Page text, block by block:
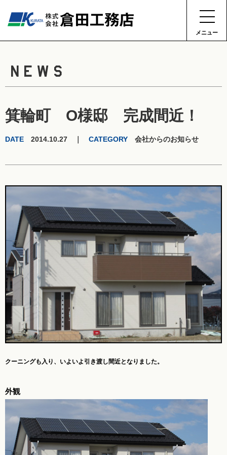
メニュー
NEWS
箕輪町 O様邸 完成間近！
DATE 2014.10.27 ｜ CATEGORY 会社からのお知らせ
クーニングも入り、 いよいよ引き渡し間近となりました。
外観